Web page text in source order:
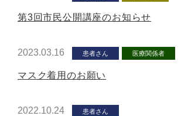
第3回市民公開講座のお知らせ
2023.03.16 患者さん 医療関係者
マスク着用のお願い
2022.10.24 患者さん